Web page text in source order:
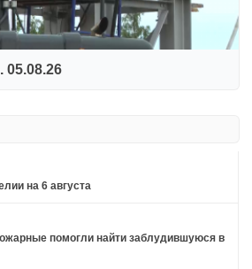
05.08.26
на 6 августа
помогли найти заблудившуюся в